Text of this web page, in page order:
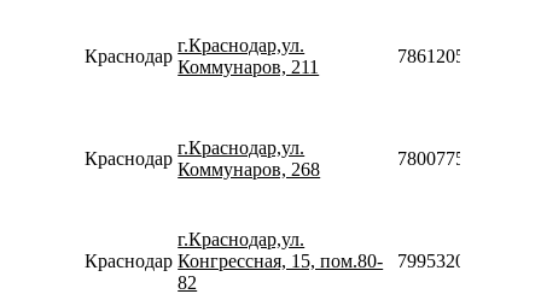
Краснодар
г.Краснодар,ул.
Коммунаров, 211
78612054610
Краснодар
г.Краснодар,ул.
Коммунаров, 268
78007753553
Краснодар
г.Краснодар,ул.
Конгрессная, 15, пом.80-
82
79953200595